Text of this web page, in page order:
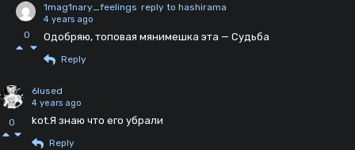
0
1mag1nary_feelings reply to hashirama
4 years ago
Одобряю, топовая мянимешка эта — Судьба
Reply
0
6lused
4 years ago
kot.Я знаю что его убрали
Reply